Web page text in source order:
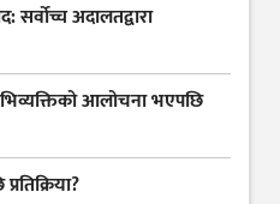
सर्वोच्च अदालतद्वारा
आलोचना भएपछि